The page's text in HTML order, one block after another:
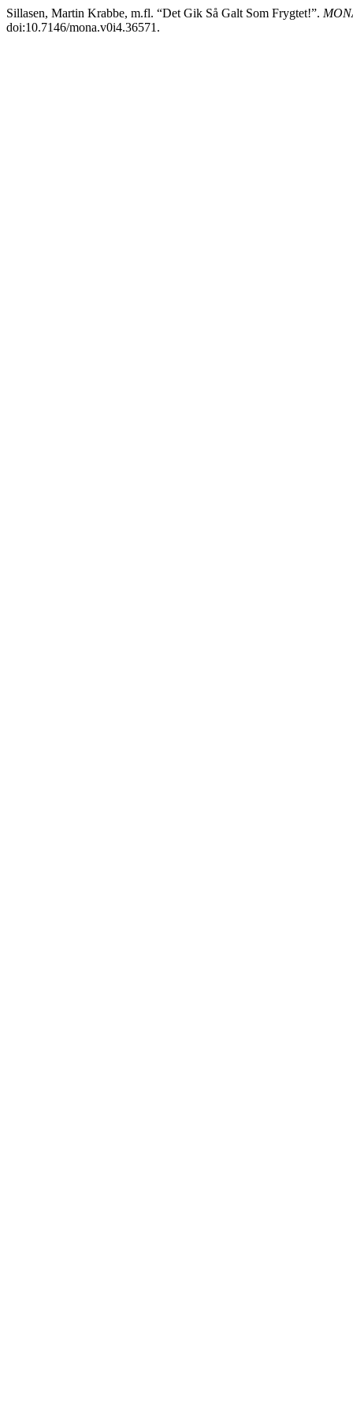
Sillasen, Martin Krabbe, m.fl. “Det Gik Så Galt Som Frygtet!”.
doi:10.7146/mona.v0i4.36571.